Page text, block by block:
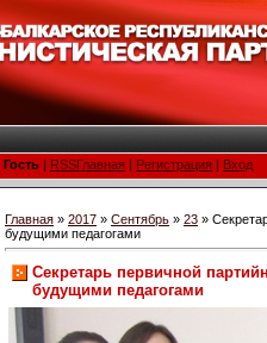
Гость RSSГлавная Регистрация Вход
Главная » 2017 » Сентябрь » 23 »
будущими педагогами
Секретарь первичной
будущими педагогами